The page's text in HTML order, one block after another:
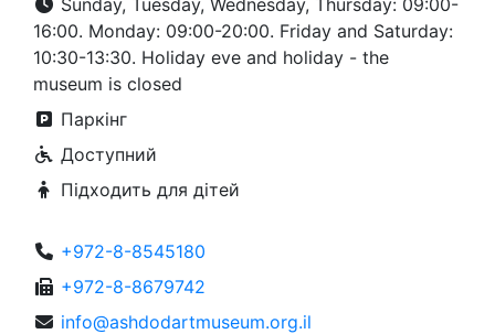
Sunday, Tuesday, Wednesday, Thursday: 09:00-
16:00. Monday: 09:00-20:00. Friday and Saturday:
10:30-13:30. Holiday eve and holiday - the
museum is closed
Паркінг
Доступний
Підходить для дітей
+972-8-8545180
+972-8-8679742
info@ashdodartmuseum.org.il